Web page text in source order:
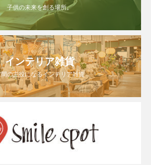
子供の未来を創る場所。
インテリア雑貨
の主役になるインテリア雑貨